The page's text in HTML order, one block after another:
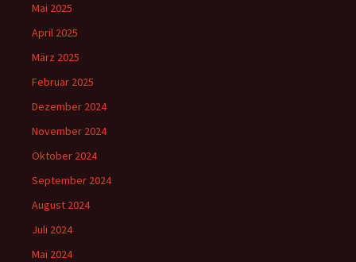
Mai 2025
April 2025
März 2025
Februar 2025
Dezember 2024
November 2024
Oktober 2024
September 2024
August 2024
Juli 2024
Mai 2024